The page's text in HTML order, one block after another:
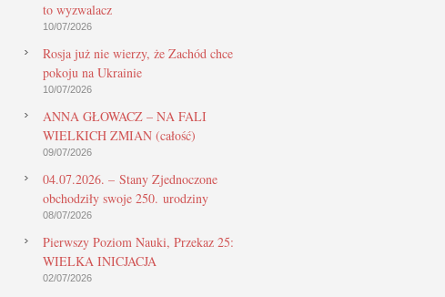
to wyzwalacz
10/07/2026
Rosja już nie wierzy, że Zachód chce
pokoju na Ukrainie
10/07/2026
ANNA GŁOWACZ – NA FALI
WIELKICH ZMIAN (całość)
09/07/2026
04.07.2026. – Stany Zjednoczone
obchodziły swoje 250. urodziny
08/07/2026
Pierwszy Poziom Nauki, Przekaz 25:
WIELKA INICJACJA
02/07/2026